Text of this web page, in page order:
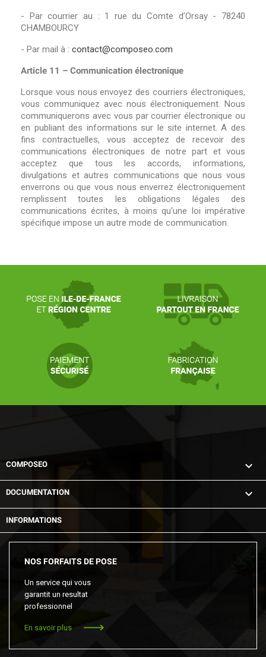
- Par courrier au : 1 rue du Comte d’Orsay - 78240
CHAMBOURCY
- Par mail à : contact@composeo.com
Article 11 – Communication électronique
Lorsque vous nous envoyez des courriers électroniques,
vous communiquez avec nous électroniquement. Nous
communiquerons avec vous par courrier électronique ou
en publiant des informations sur le site internet. A des
fins contractuelles, vous acceptez de recevoir des
communications électroniques de notre part et vous
acceptez que tous les accords, informations,
divulgations et autres communications que nous vous
enverrons ou que vous nous enverrez électroniquement
remplissent toutes les obligations légales des
communications écrites, à moins qu'une loi impérative
spécifique impose un autre mode de communication.
COMPOSEO 
DOCUMENTATION 
INFORMATIONS
NOS FORFAITS DE POSE
Un service qui vous
garantit un resultat
professionnel
En savoir plus